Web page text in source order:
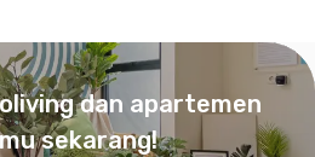
dan apartemen
sekarang!